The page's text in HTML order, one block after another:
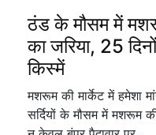
ठंड के मौसम में
का जरिया, 25
किस्में
मशरूम की मार्केट में हमेशा
सर्दियों के मौसम में मशरूम